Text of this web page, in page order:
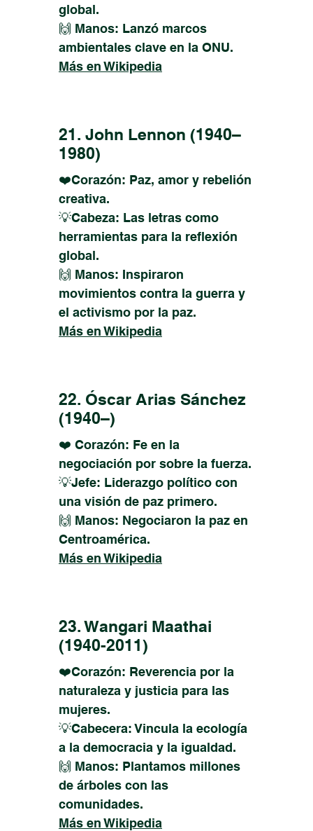
global.
🙌 Manos: Lanzó marcos
ambientales clave en la ONU.
Más en Wikipedia
21. John Lennon (1940–
1980)
❤️Corazón: Paz, amor y rebelión
creativa.
💡Cabeza: Las letras como
herramientas para la reflexión
global.
🙌 Manos: Inspiraron
movimientos contra la guerra y
el activismo por la paz.
Más en Wikipedia
22. Óscar Arias Sánchez
(1940–)
❤️ Corazón: Fe en la
negociación por sobre la fuerza.
💡Jefe: Liderazgo político con
una visión de paz primero.
🙌 Manos: Negociaron la paz en
Centroamérica.
Más en Wikipedia
23. Wangari Maathai
(1940-2011)
❤️Corazón: Reverencia por la
naturaleza y justicia para las
mujeres.
💡Cabecera: Vincula la ecología
a la democracia y la igualdad.
🙌 Manos: Plantamos millones
de árboles con las
comunidades.
Más en Wikipedia